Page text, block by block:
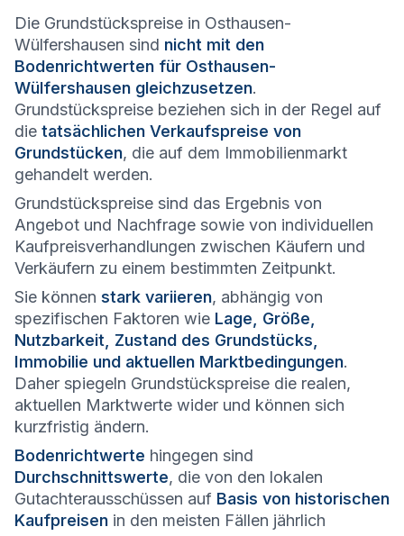
Die Grundstückspreise in Osthausen-
Wülfershausen sind nicht mit den
Bodenrichtwerten für Osthausen-
Wülfershausen gleichzusetzen.
Grundstückspreise beziehen sich in der Regel auf
die tatsächlichen Verkaufspreise von
Grundstücken, die auf dem Immobilienmarkt
gehandelt werden.
Grundstückspreise sind das Ergebnis von
Angebot und Nachfrage sowie von individuellen
Kaufpreisverhandlungen zwischen Käufern und
Verkäufern zu einem bestimmten Zeitpunkt.
Sie können stark variieren, abhängig von
spezifischen Faktoren wie Lage, Größe,
Nutzbarkeit, Zustand des Grundstücks,
Immobilie und aktuellen Marktbedingungen.
Daher spiegeln Grundstückspreise die realen,
aktuellen Marktwerte wider und können sich
kurzfristig ändern.
Bodenrichtwerte hingegen sind
Durchschnittswerte, die von den lokalen
Gutachterausschüssen auf Basis von historischen
Kaufpreisen in den meisten Fällen jährlich